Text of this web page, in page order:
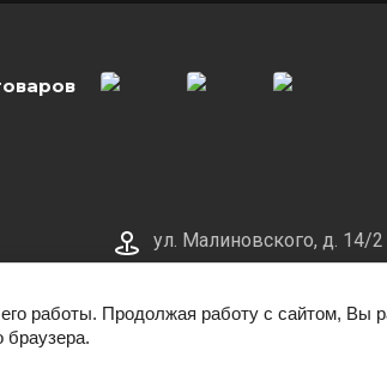
ул. Малиновского, д. 14/2
работы. Продолжая работу с сайтом, Вы